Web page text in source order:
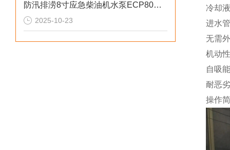
防汛排涝8寸应急柴油机水泵ECP80ME参数
2025-10-23
冷却
进水
无需
机动
自吸
耐恶
操作